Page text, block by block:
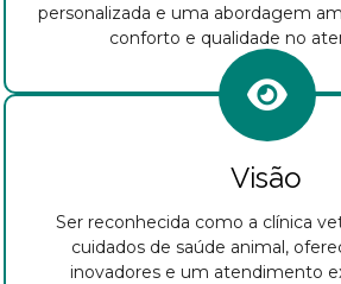
personalizada e uma abordagem
conforto e qualidade no
Visão
Ser reconhecida como a clínica
cuidados de saúde animal,
inovadores e um atendimento